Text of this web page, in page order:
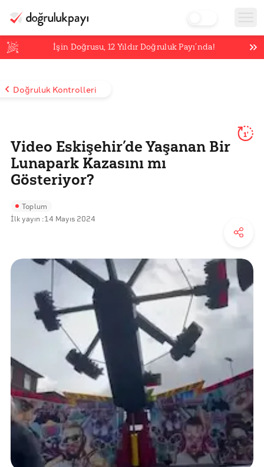
İşin Doğrusu,12 Yıldır Doğruluk Payı’nda!
Doğruluk Kontrolleri
Video Eskişehir’de Yaşanan Bir
Lunapark Kazasını mı
Gösteriyor?
1'
Toplum
İlk yayın :14 Mayıs 2024